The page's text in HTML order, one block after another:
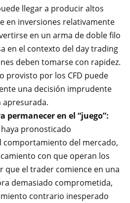
llegar a producir altos
en inversiones relativamente
en un arma de doble filo
en el contexto del day trading
deben tomarse con rapidez.
provisto por los CFD puede
una decisión imprudente
permanecer en el “juego”:
pronosticado
comportamiento del mercado,
con que operan los
que el trader comience en una
demasiado comprometida,
contrario inesperado